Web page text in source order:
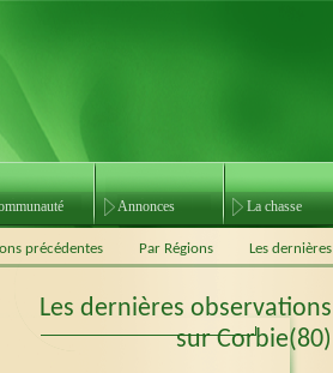
Annonces La chasse
Les dernières
Par Régions
précédentes
Les dernières observations
sur Corbie(80)